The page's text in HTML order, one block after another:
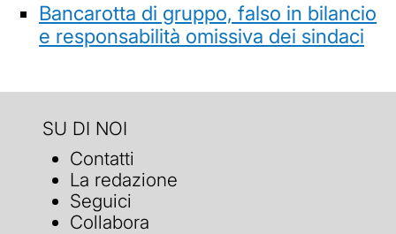
Bancarotta di gruppo, falso in bilancio
e responsabilità omissiva dei sindaci
SU DI NOI
Contatti
La redazione
Seguici
Collabora